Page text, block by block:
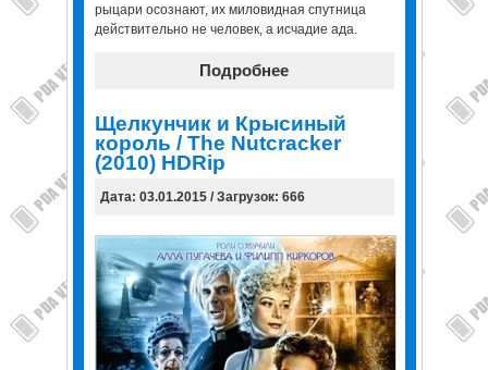
рыцари осознают, их миловидная спутница
действительно не человек, а исчадие ада.
Подробнее
Щелкунчик и Крысиный
король / The Nutcracker
(2010) HDRip
Дата: 03.01.2015 / Загрузок: 666